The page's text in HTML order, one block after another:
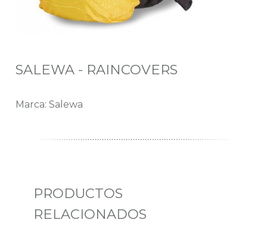
SALEWA - RAINCOVERS
Marca: Salewa
PRODUCTOS
RELACIONADOS